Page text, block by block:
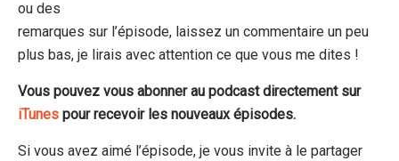
ou des
remarques sur l’épisode, laissez un commentaire un peu
plus bas, je lirais avec attention ce que vous me dites !
Vous pouvez vous abonner au podcast directement sur
iTunes pour recevoir les nouveaux épisodes.
Si vous avez aimé l’épisode, je vous invite à le partager